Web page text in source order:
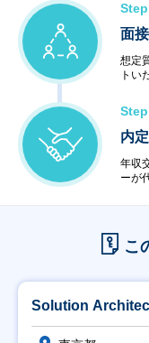
面
想定
トい
内
年収
ーが
こ
Solution